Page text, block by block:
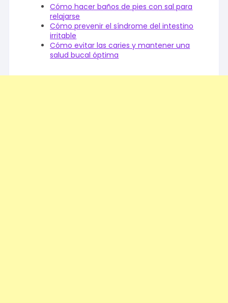
Cómo hacer baños de pies con sal para
relajarse
Cómo prevenir el síndrome del intestino
irritable
Cómo evitar las caries y mantener una
salud bucal óptima